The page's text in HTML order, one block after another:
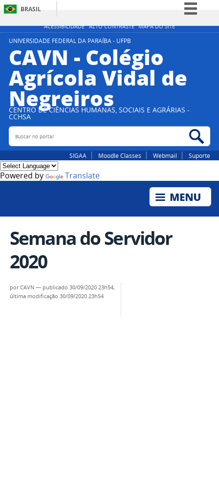
ACESSIBILIDADE ALTO CONTRASTE MAPA DO SITE
BRASIL
Simplifique!
Participe
Acesso à informação
Legislação
UNIVERSIDADE FEDERAL DA PARAÍBA - UFPB
CAVN - Colégio
Agrícola Vidal de
Negreiros
CENTRO DE CIÊNCIAS HUMANAS, SOCIAIS E AGRÁRIAS -
CCHSA
Buscar no portal
SIGAA Moodle Classes Webmail Suporte
Powered by Translate
Semana do Servidor
2020
porCAVN — publicado 30/09/2020 23h54,
última modificação 30/09/2020 23h54